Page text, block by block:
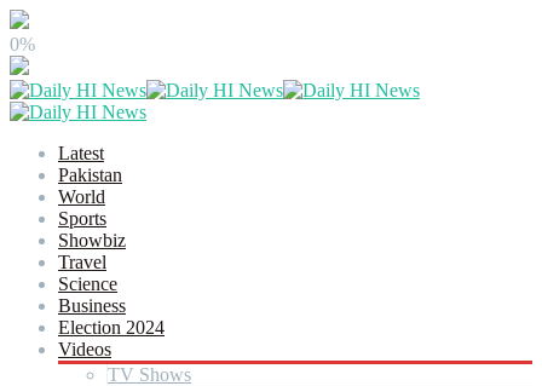
0%
Latest
Pakistan
World
Sports
Showbiz
Travel
Science
Business
Election 2024
Videos
TV Shows